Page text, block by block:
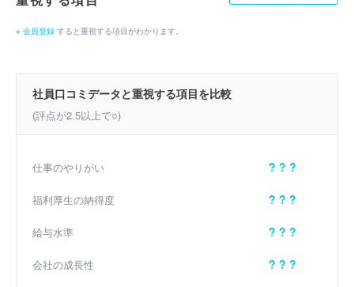
※ 会員登録 すると重視する項目がわかります。
社員口コミデータと重視する項目を比較
(評点が2.5以上で○)
仕事のやりがい ? ? ?
福利厚生の納得度 ? ? ?
給与水準 ? ? ?
会社の成長性 ? ? ?